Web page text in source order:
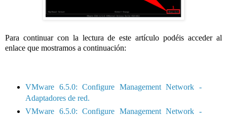
Para continuar con la lectura de este artículo podéis acceder al
enlace que mostramos a continuación:
VMware 6.5.0: Configure Management Network -
Adaptadores de red.
VMware 6.5.0: Configure Management Network -